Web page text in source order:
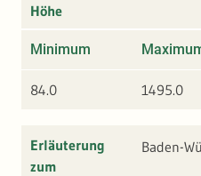
Höhe
Minimum
84.0 1495.0
Erläuterung
zum
Baden-